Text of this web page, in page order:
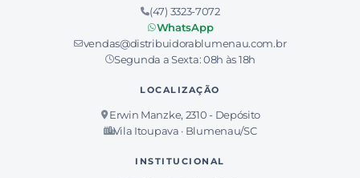
(47) 3323-7072
WhatsApp
vendas@distribuidorablumenau.com.br
Segunda a Sexta: 08h às 18h
LOCALIZAÇÃO
Erwin Manzke, 2310 - Depósito
Vila Itoupava · Blumenau/SC
INSTITUCIONAL